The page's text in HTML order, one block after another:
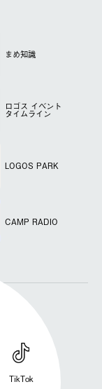
まめ知識
ロゴス イベント
タイムライン
LOGOS PARK
CAMP RADIO
TikTok